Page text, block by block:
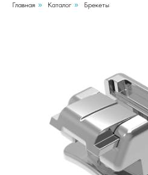
Главная » Каталог » Брекеты